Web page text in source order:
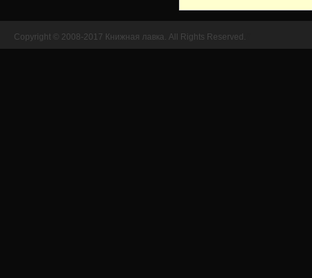
Copyright © 2008-2017 Книжная лавка. All Rights Reserved.